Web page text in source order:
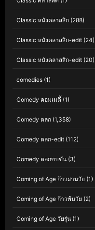
Classic หนังคลาสสิก (288)
Classic หนังคลาสสิก-edit (24)
Classic หนังคลาสสิก-edit (20)
comedies (1)
Comedy คอมเมดี้ (1)
Comedy ตลก (1,358)
Comedy ตลก-edit (112)
Comedy ตลกขบขัน (3)
Coming of Age ก้าวผ่านวัย (1)
Coming of Age ก้าวพ้นวัย (2)
Coming of Age วัยรุ่น (1)